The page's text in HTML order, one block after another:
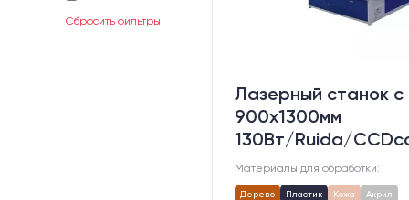
Сбросить фильтры
Лазерный станок c
900х1300мм
130Вт/Ruida/
Материалы для обработки:
Дерево Пластик Кожа Акрил